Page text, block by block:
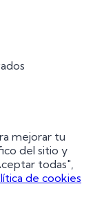
mejorar tu
del sitio y
todas",
de cookies